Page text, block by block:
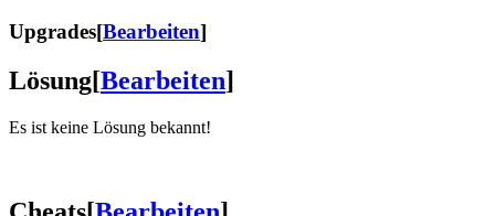
Upgrades[Bearbeiten]
Lösung[Bearbeiten]
Es ist keine Lösung bekannt!